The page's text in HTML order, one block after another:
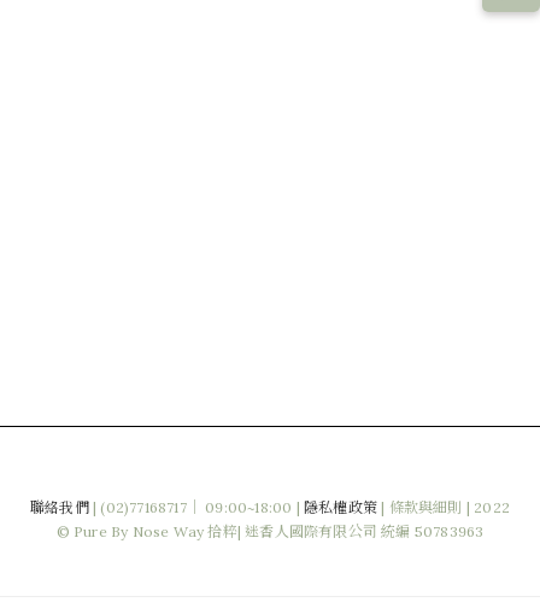
聯絡我們| (02)77168717｜ 09:00~18:00 | 隱私權政策 | 條款與細則 | 2022
© Pure By Nose Way 拾粹| 迷香人國際有限公司 統編 50783963